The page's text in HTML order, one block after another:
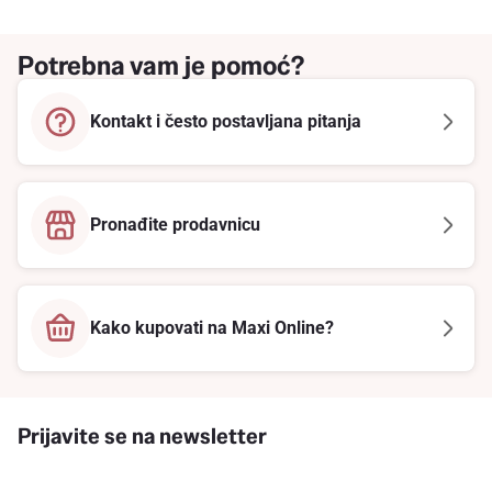
Potrebna vam je pomoć?
Kontakt i često postavljana pitanja
Pronađite prodavnicu
Kako kupovati na Maxi Online?
Prijavite se na newsletter